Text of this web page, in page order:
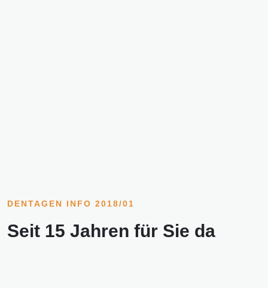
DENTAGEN INFO 2018/01
Seit 15 Jahren für Sie da